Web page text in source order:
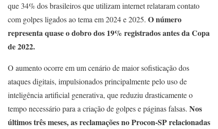
que 34% dos brasileiros que utilizam internet relataram contato
com golpes ligados ao tema em 2024 e 2025. O número
representa quase o dobro dos 19% registrados antes da Copa
de 2022.
O aumento ocorre em um cenário de maior sofisticação dos
ataques digitais, impulsionados principalmente pelo uso de
inteligência artificial generativa, que reduziu drasticamente o
tempo necessário para a criação de golpes e páginas falsas. Nos
últimos três meses, as reclamações no Procon-SP relacionadas